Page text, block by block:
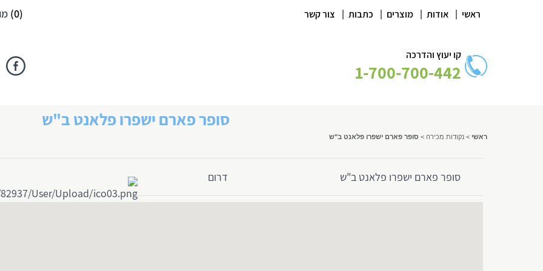
ראשי | אודות | מוצרים | כתבות | צור קשר (
0
)
קו יעוץ והדרכה
1-700-700-442
סופר פארם ישפרו פלאנט ב"ש
ראשי > נקודות מכירה > סופר פארם ישפרו פלאנט ב"ש
סופר פארם ישפרו פלאנט ב"ש דרום